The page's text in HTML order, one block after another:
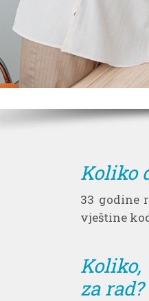
Koliko
33 godine
vještine
Koliko,
za rad?